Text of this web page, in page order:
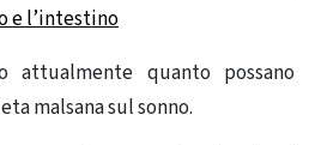
e l’intestino
attualmente quanto possano
malsana sul sonno.